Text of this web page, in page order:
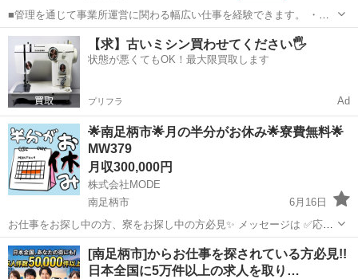
■管理を通じて事業所運営に関わる幅広い仕事を経験できます。 ・総
務、経理、PCシステム、インフラ、物流などのお仕事です。 ・社内シ
ステムおよび専用システムへの入出力 ・EXCELによるデータ集計。デ
ータベースの操作、構...
神奈川 南足柄市 経理
【求】古いミシン買わせてください🖐️
状態が悪くてもOK！最大限買取します
プリフラ Ad
🌟南足柄市🌟月の半分がお休み🌟寮費無料🌟
MW379
月収300,000円
株式会社MODE
南足柄市
6月16日
お仕事をお探し中の方、寮をお探し中の方必見✨ メッセージは ✅応募
フロー✅を入力してからお願いします。 ＜お仕事内容＞ カメラ工場で
のお仕事です。 ・装置オペレーター ・部材のセット ・ルーペで製
品...
神奈川 南足柄市 その他 未経験
[南足柄市]からお仕事を探されている方必見!!
日本全国に5万件以上の求人を取り…